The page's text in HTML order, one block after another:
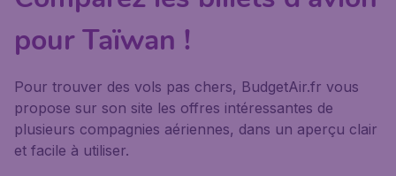
pour Taïwan !
Pour trouver des vols pas chers, BudgetAir.fr vous
propose sur son site les offres intéressantes de
plusieurs compagnies aériennes, dans un aperçu clair
et facile à utiliser.